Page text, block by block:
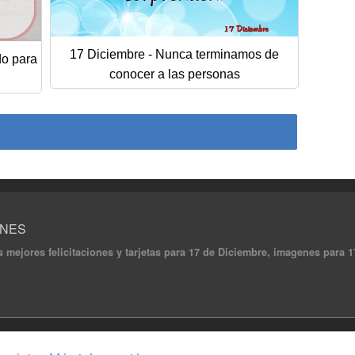
17 Diciembre - Nunca terminamos de
conocer a las personas
para
felicitaciones y tarjetas para 17 de Diciembre, imagenes para